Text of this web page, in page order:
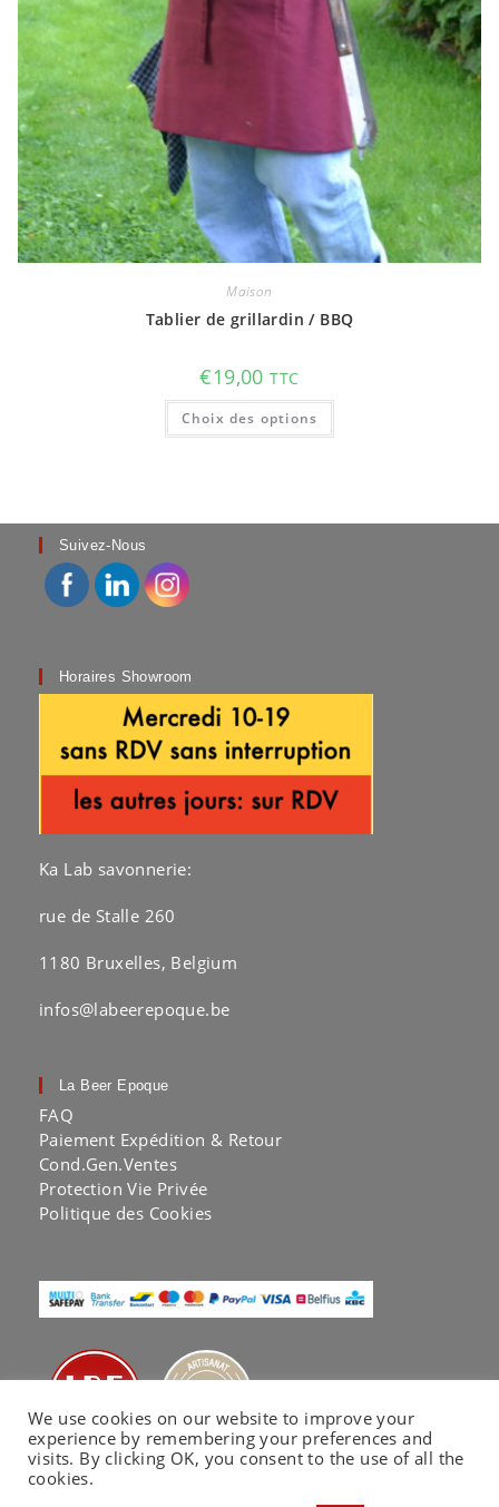
Maison
Tablier de grillardin / BBQ
€19,00 TTC
Choix des options
Ce
a
Suivez-Nous
Horaires Showroom
Ka Lab savonnerie:
rue de Stalle 260
1180 Bruxelles, Belgium
infos@labeerepoque.be
La Beer Epoque
FAQ
Paiement Expédition & Retour
Cond.Gen.Ventes
Protection Vie Privée
Politique des Cookies
We use cookies on our website to improve your
experience by remembering your preferences and
visits. By clicking OK, you consent to the use of all the
cookies.